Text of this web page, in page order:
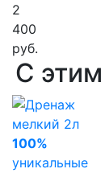
2
400
руб.
С этим
100%
уникальные